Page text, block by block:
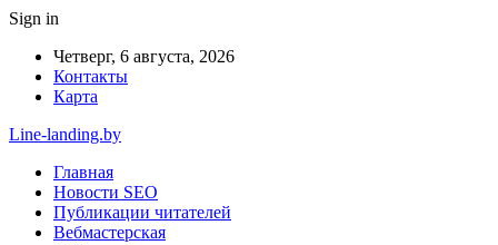
Sign in
Четверг, 6 августа, 2026
Контакты
Карта
Line-landing.by
Главная
Новости SEO
Публикации читателей
Вебмастерская